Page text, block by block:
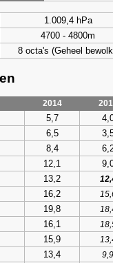
1.009,4 hPa
4700 - 4800m
8 octa's (Geheel
2014
5,7
6,5
8,4
12,1
13,2
16,2
19,8
16,1
15,9
13,4
9,9